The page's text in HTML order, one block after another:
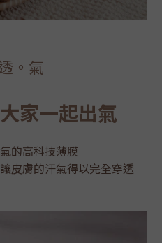
。 氣
大家一起出氣
的高科技薄膜
皮膚的汗氣得以完全穿透